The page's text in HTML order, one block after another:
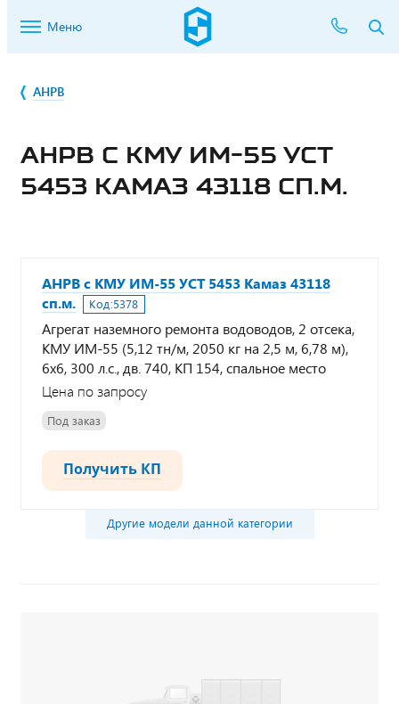
Меню
АНРВ
АНРВ С КМУ ИМ-55 УСТ
5453 КАМАЗ 43118 СП.М.
АНРВ с КМУ ИМ-55 УСТ 5453 Камаз 43118
сп.м.
Код:5378
Агрегат наземного ремонта водоводов, 2 отсека,
КМУ ИМ-55 (5,12 тн/м, 2050 кг на 2,5 м, 6,78 м),
6х6, 300 л.с., дв. 740, КП 154, спальное место
Цена по запросу
Под заказ
Получить КП
Другие модели данной категории